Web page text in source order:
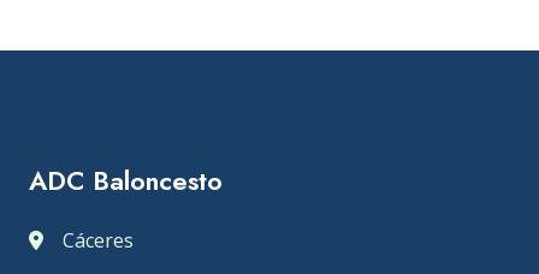
ADC Baloncesto
Cáceres